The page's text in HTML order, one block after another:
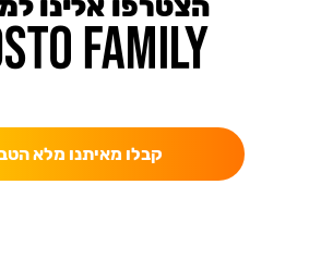
הצטרפו אלינו
קבלו מאיתנו מלא